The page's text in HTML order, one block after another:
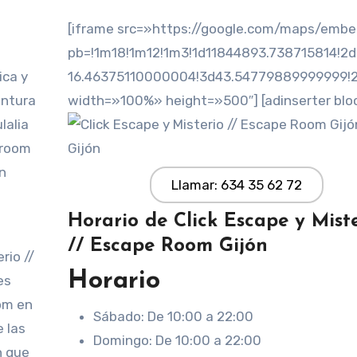
y
//
en
las
que
[iframe src=»https://google.com/maps/
width=»100%» height=»500″] [adinserter
Llamar: 634 35 62 72
Horario de Click Escape y
// Escape Room Gijón
Horario
Sábado: De 10:00 a 22:00
Domingo: De 10:00 a 22:00